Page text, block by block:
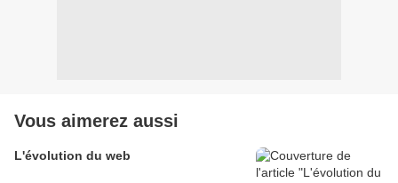
Vous aimerez aussi
L'évolution du web